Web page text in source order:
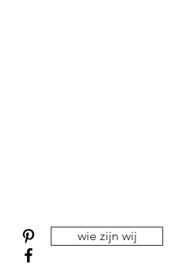
wie zijn wij